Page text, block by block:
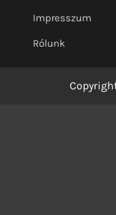
Impresszum
Rólunk